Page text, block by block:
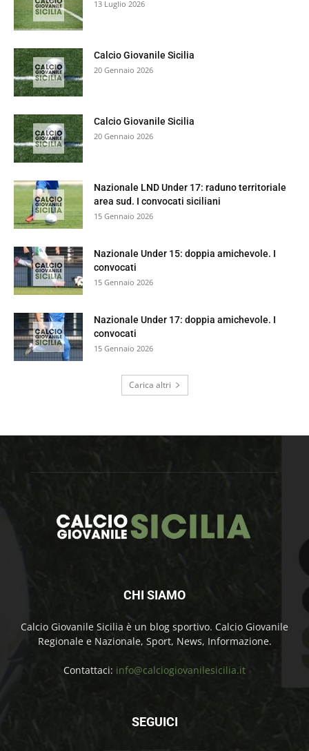
13 Luglio 2026
Calcio Giovanile Sicilia
20 Gennaio 2026
Calcio Giovanile Sicilia
20 Gennaio 2026
Nazionale LND Under 17: raduno territoriale
area sud. I convocati siciliani
15 Gennaio 2026
Nazionale Under 15: doppia amichevole. I
convocati
15 Gennaio 2026
Nazionale Under 17: doppia amichevole. I
convocati
15 Gennaio 2026
Carica altri
CHI SIAMO
Calcio Giovanile Sicilia è un blog sportivo. Calcio Giovanile
Regionale e Nazionale, Sport, News, Informazione.
Contattaci: info@calciogiovanilesicilia.it
SEGUICI